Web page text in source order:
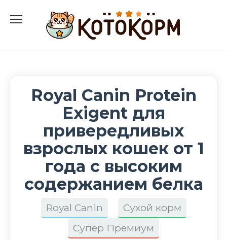
содержанию
Royal Canin Protein
Exigent для
привередливых
взрослых кошек от 1
года с высоким
содержанием белка
Royal Canin
Сухой корм
Супер Премиум